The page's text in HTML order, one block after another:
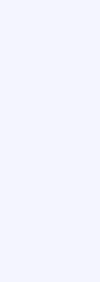
業員 ※バイオマス
場のリーダー候補（